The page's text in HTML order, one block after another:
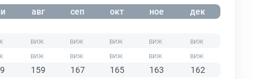
авг сеп окт ное дек
159 167 165 163
162